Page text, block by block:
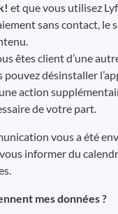
et que vous utilisez
sans contact, le
êtes client d’une
pouvez désinstaller
action
de votre part.
vous a été
informer du
mes données ?